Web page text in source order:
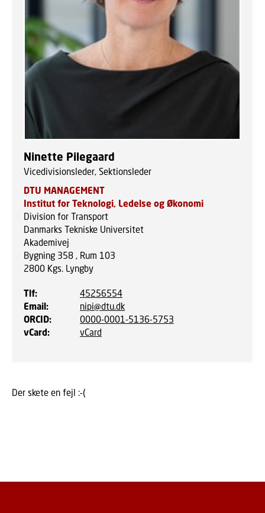
Ninette Pilegaard
Vicedivisionsleder, Sektionsleder
DTU MANAGEMENT
Institut for Teknologi, Ledelse og Økonomi
Division for Transport
Danmarks Tekniske Universitet
Akademivej
Bygning 358 , Rum 103
2800 Kgs. Lyngby
Tlf:
45256554
Email:
nipi@dtu.dk
ORCID:
0000-0001-5136-5753
vCard: vCard
Der skete en fejl :-(